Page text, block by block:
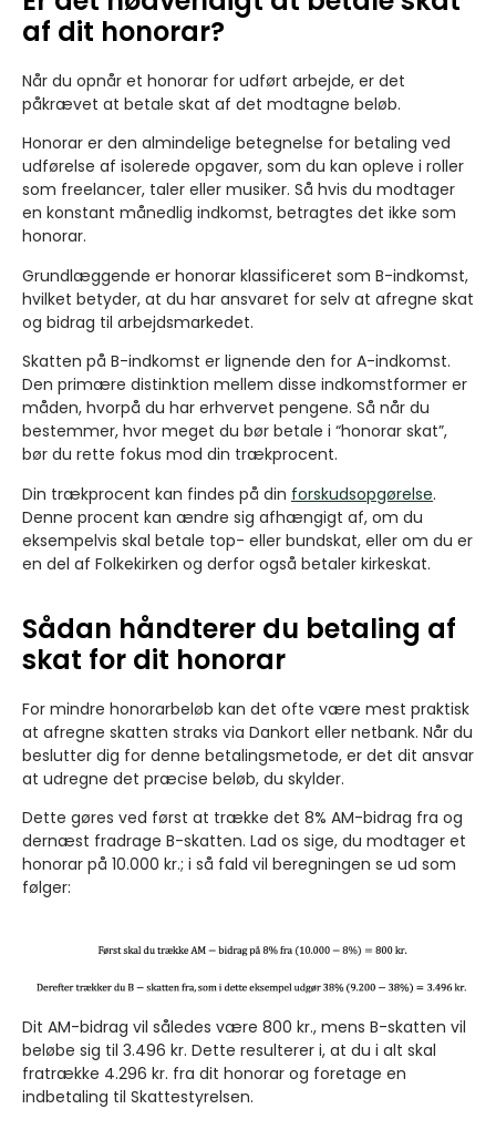
af dit honorar?
Når du opnår et honorar for udført arbejde, er det
påkrævet at betale skat af det modtagne beløb.
Honorar er den almindelige betegnelse for betaling ved
udførelse af isolerede opgaver, som du kan opleve i roller
som freelancer, taler eller musiker. Så hvis du modtager
en konstant månedlig indkomst, betragtes det ikke som
honorar.
Grundlæggende er honorar klassificeret som B-indkomst,
hvilket betyder, at du har ansvaret for selv at afregne skat
og bidrag til arbejdsmarkedet.
Skatten på B-indkomst er lignende den for A-indkomst.
Den primære distinktion mellem disse indkomstformer er
måden, hvorpå du har erhvervet pengene. Så når du
bestemmer, hvor meget du bør betale i “honorar skat”,
bør du rette fokus mod din trækprocent.
Din trækprocent kan findes på din forskudsopgørelse.
Denne procent kan ændre sig afhængigt af, om du
eksempelvis skal betale top- eller bundskat, eller om du er
en del af Folkekirken og derfor også betaler kirkeskat.
Sådan håndterer du betaling af
skat for dit honorar
For mindre honorarbeløb kan det ofte være mest praktisk
at afregne skatten straks via Dankort eller netbank. Når du
beslutter dig for denne betalingsmetode, er det dit ansvar
at udregne det præcise beløb, du skylder.
Dette gøres ved først at trække det 8% AM-bidrag fra og
dernæst fradrage B-skatten. Lad os sige, du modtager et
honorar på 10.000 kr.; i så fald vil beregningen se ud som
følger:
Dit AM-bidrag vil således være 800 kr., mens B-skatten vil
beløbe sig til 3.496 kr. Dette resulterer i, at du i alt skal
fratrække 4.296 kr. fra dit honorar og foretage en
indbetaling til Skattestyrelsen.